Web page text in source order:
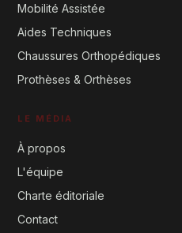
Mobilité Assistée
Aides Techniques
Chaussures Orthopédiques
Prothèses & Orthèses
LE MÉDIA
À propos
L'équipe
Charte éditoriale
Contact